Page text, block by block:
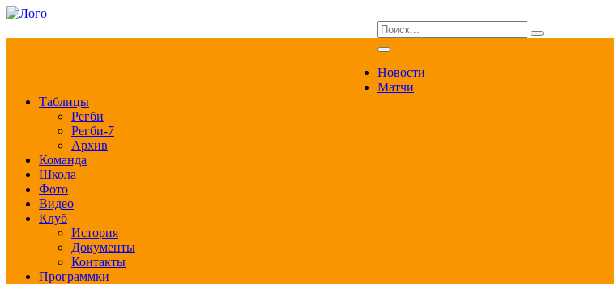
Новости
Матчи
Таблицы
Регби
Регби-7
Архив
Команда
Школа
Фото
Видео
Клуб
История
Документы
Контакты
Программки